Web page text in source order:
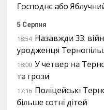
Господнє або
5 Серпня
18:54 Назавжди 33:
уродженця
18:00 У четвер на
та грози
17:16 Поліцейські
більше сотні дітей